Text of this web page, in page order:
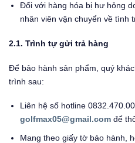
Đối với hàng hóa bị hư hỏng
nhân viên vận chuyển về tình
2.1. Trình tự gửi trả hàng
Để bảo hành sản phẩm, quý
trình sau:
Liên hệ số hotline
golfmax05@gmail.comđể
Mang theo giấy tờ bảo hành,